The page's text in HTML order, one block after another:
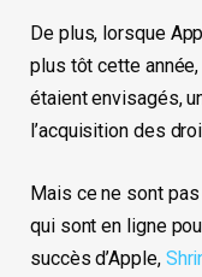
De plus, lorsque
plus tôt cette
étaient envisagés,
l’acquisition des
Mais ce ne sont
qui sont en ligne
succès d’Apple,